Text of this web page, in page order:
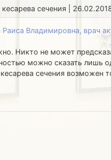
сечения |
Раиса Владимировна, врач
Никто не может
можно сказать лишь
сечения возможен